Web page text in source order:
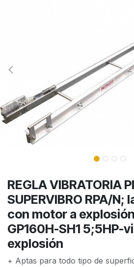
REGLA VIBRATORIA
SUPERVIBRO RPA/
con motor a
GP160H-SH1 5;5HP-
explosión
+ Aptas para todo tipo de